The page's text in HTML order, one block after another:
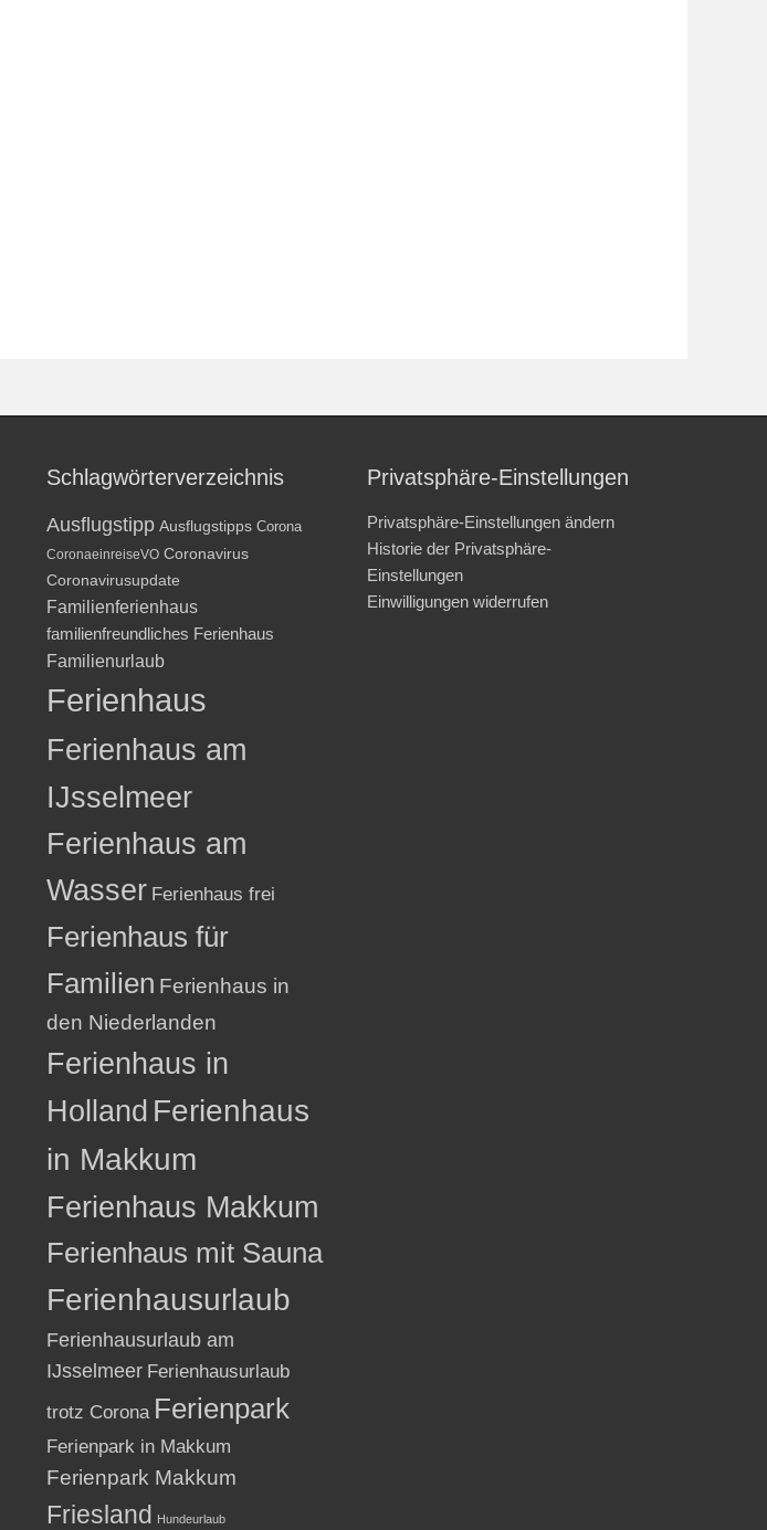
Schlagwörterverzeichnis
Ausflugstipp Ausflugstipps Corona
CoronaeinreiseVO Coronavirus
Coronavirusupdate
Familienferienhaus
familienfreundliches Ferienhaus
Familienurlaub
Ferienhaus
Ferienhaus am
IJsselmeer
Ferienhaus am
Wasser Ferienhaus frei
Ferienhaus für
Familien Ferienhaus in
den Niederlanden
Ferienhaus in
Holland Ferienhaus
in Makkum
Ferienhaus Makkum
Ferienhaus mit Sauna
Ferienhausurlaub
Ferienhausurlaub am
IJsselmeer Ferienhausurlaub
trotz Corona Ferienpark
Ferienpark in Makkum
Ferienpark Makkum
Friesland Hundeurlaub
Privatsphäre-Einstellungen
Privatsphäre-Einstellungen ändern
Historie der Privatsphäre-
Einstellungen
Einwilligungen widerrufen